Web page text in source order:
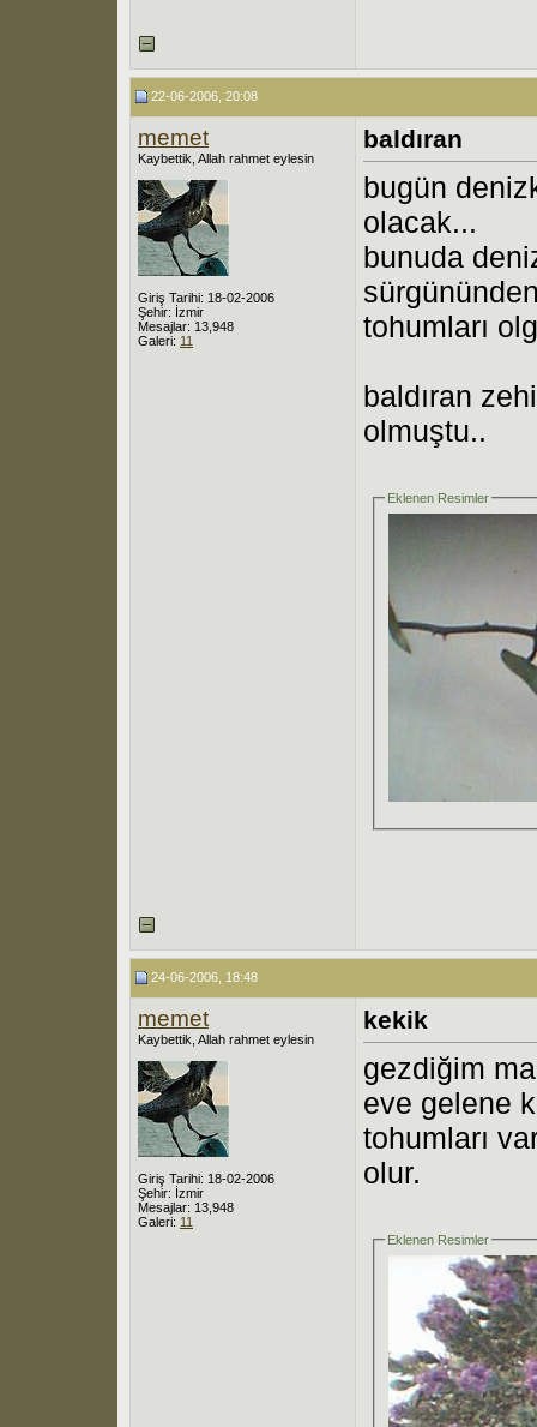
22-06-2006, 20:08
memet
Kaybettik, Allah rahmet eylesin
Giriş Tarihi: 18-02-2006
Şehir: İzmir
Mesajlar: 13,948
Galeri: 11
baldıran
bugün
olacak...
bunuda
tohumları
baldıran
olmuştu..
Eklenen Resimler
24-06-2006, 18:48
memet
Kaybettik, Allah rahmet eylesin
Giriş Tarihi: 18-02-2006
Şehir: İzmir
Mesajlar: 13,948
Galeri: 11
kekik
gezdiğim
eve gelene
tohumları
olur.
Eklenen Resimler